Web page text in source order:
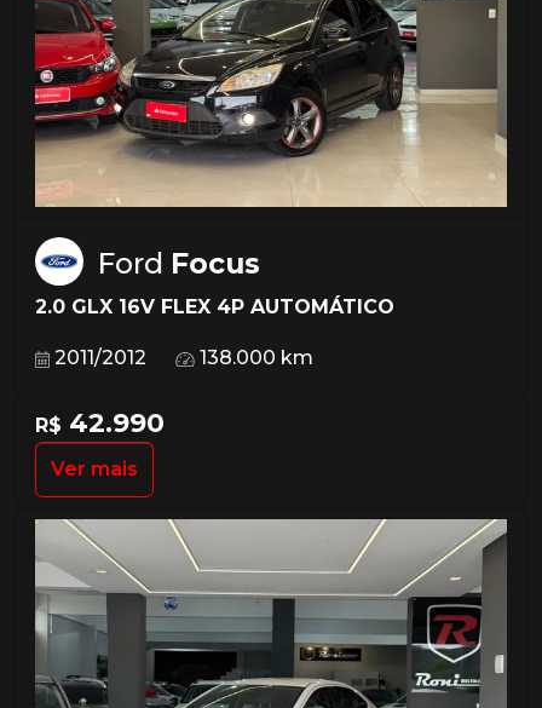
Ford Focus
2.0 GLX 16V FLEX 4P AUTOMÁTICO
2011/2012 138.000 km
R$ 42.990
Ver mais